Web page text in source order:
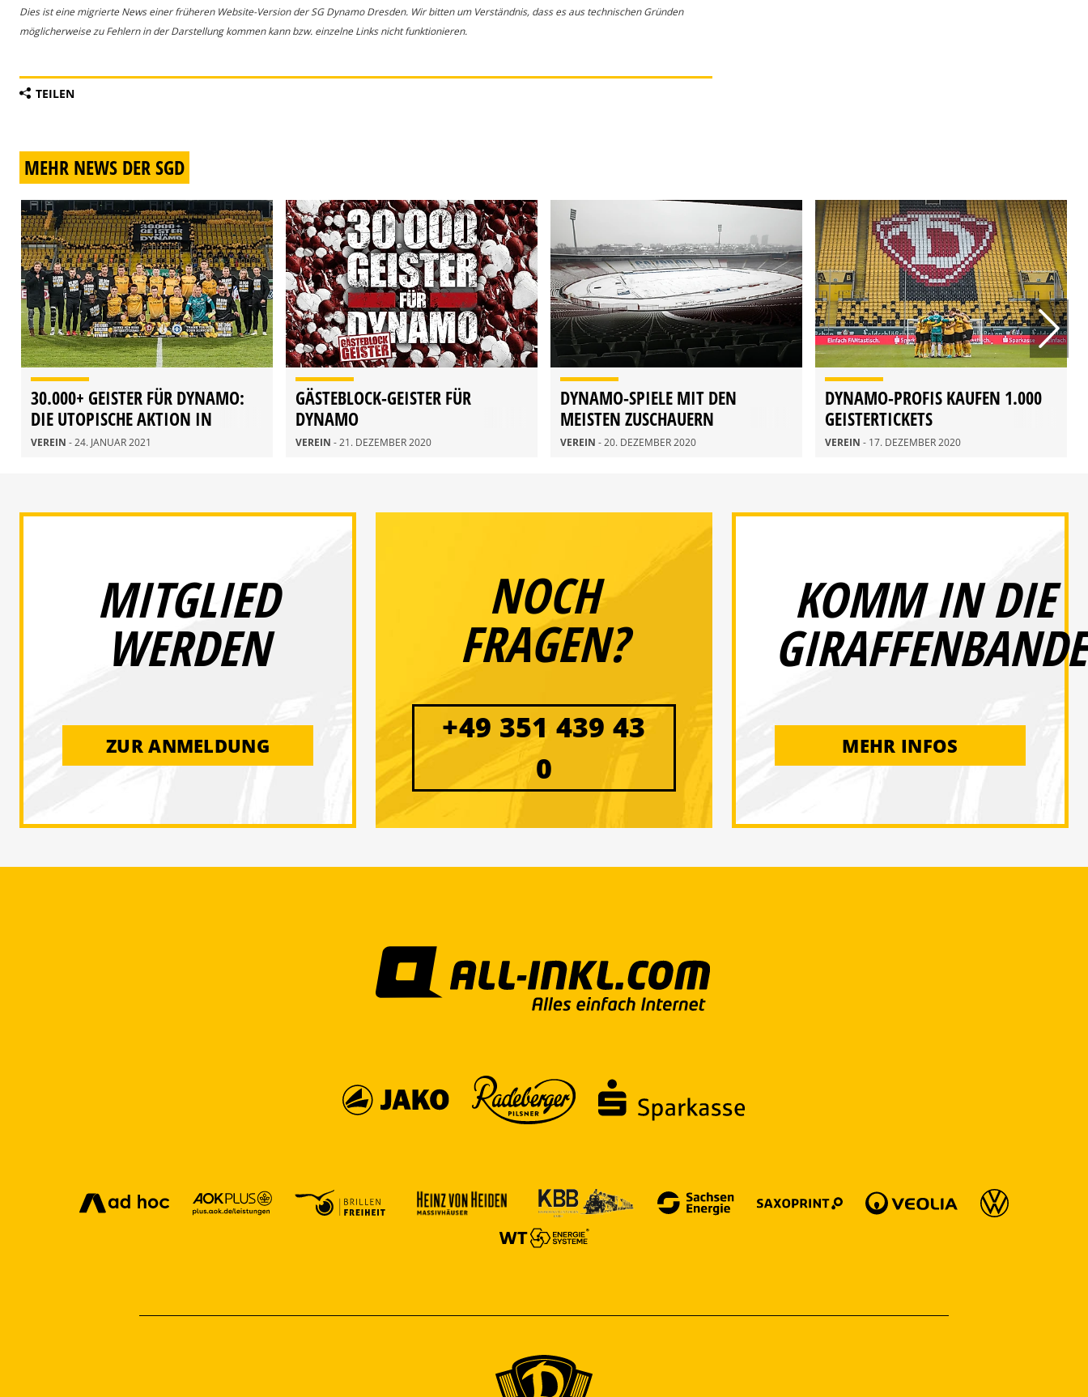
Dies ist eine migrierte News einer früheren Website-Version der SG Dynamo Dresden. Wir bitten um Verständnis, dass es aus technischen Gründen
möglicherweise zu Fehlern in der Darstellung kommen kann bzw. einzelne Links nicht funktionieren.
TEILEN
MEHR NEWS DER SGD
30.000+ GEISTER FÜR DYNAMO:
DIE UTOPISCHE AKTION IN
ZAHLEN
VEREIN - 24. JANUAR 2021
GÄSTEBLOCK-GEISTER FÜR
DYNAMO
VEREIN - 21. DEZEMBER 2020
DYNAMO-SPIELE MIT DEN
MEISTEN ZUSCHAUERN
VEREIN - 20. DEZEMBER 2020
DYNAMO-PROFIS KAUFEN 1.000
GEISTERTICKETS
VEREIN - 17. DEZEMBER 2020
MITGLIED
WERDEN
ZUR ANMELDUNG
NOCH
FRAGEN?
+49 351 439 43
0
KOMM IN DIE
GIRAFFENBANDE
MEHR INFOS